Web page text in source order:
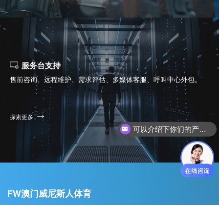
服务台支持
售前咨询、远程维护、需求评估、多媒体客服、呼叫中心外包。
探索更多
FW澳门威尼斯人体育
你们是怎么收费的呢？